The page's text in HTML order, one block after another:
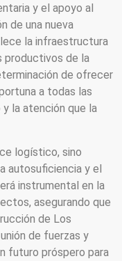
y el apoyo al
de una nueva
la infraestructura
productivos de la
de ofrecer
a todas las
la atención que la
logístico, sino
autosuficiencia y el
instrumental en la
asegurando que
de Los
de fuerzas y
futuro próspero para